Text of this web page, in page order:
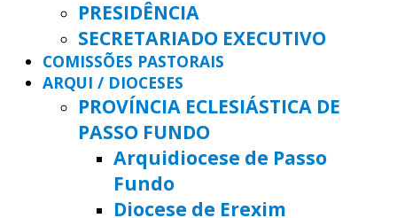
PRESIDÊNCIA
SECRETARIADO EXECUTIVO
COMISSÕES PASTORAIS
ARQUI / DIOCESES
PROVÍNCIA ECLESIÁSTICA DE
PASSO FUNDO
Arquidiocese de Passo
Fundo
Diocese de Erexim